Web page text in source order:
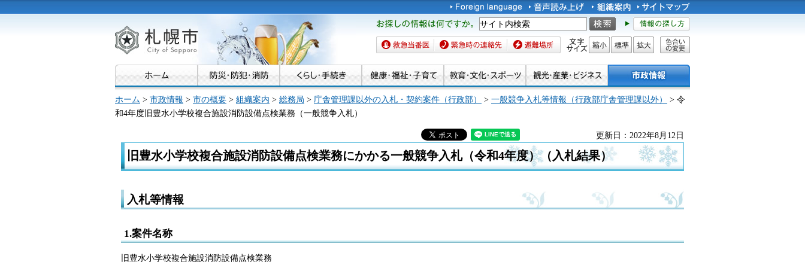
札幌市
お探しの情報は何です
か。
救急当番医 緊急時の連絡先 避難場所 文字サイズ
縮小 標準 拡大
色合い
ホーム > 市政情報 > 市の概要 > 組織案内 > 総務局 > 庁舎管理課以外の入札・契約案件（行政部） > 一般競争入札等情報（行政部庁舎管理課以外）
> 令
和4年度旧豊水小学校複合施設消防設備点検業務（一般競争入札）
更新日：2022年8月12日
旧豊水小学校複合施設消防設備点検業務にかかる一般競争入札（令和4年度）（入札結果）
入札等情報
1.案件名称
旧豊水小学校複合施設消防設備点検業務